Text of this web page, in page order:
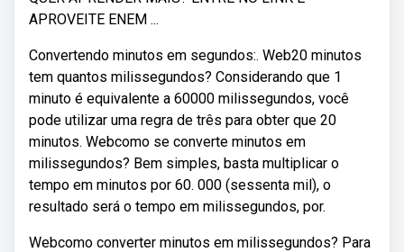
APROVEITE ENEM ...
Convertendo minutos em segundos:. Web20 minutos
tem quantos milissegundos? Considerando que 1
minuto é equivalente a 60000 milissegundos, você
pode utilizar uma regra de três para obter que 20
minutos. Webcomo se converte minutos em
milissegundos? Bem simples, basta multiplicar o
tempo em minutos por 60. 000 (sessenta mil), o
resultado será o tempo em milissegundos, por.
Webcomo converter minutos em milissegundos? Para